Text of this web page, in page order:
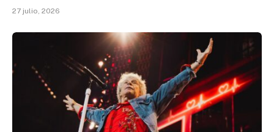
27 julio, 2026